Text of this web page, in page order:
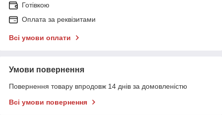
Готівкою
Оплата за реквізитами
Всі умови оплати
Умови повернення
Повернення товару впродовж 14 днів за домовленістю
Всі умови повернення